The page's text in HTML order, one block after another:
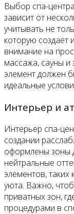
Выбор спа-
зависит от
учитывать не
которую создаёт
внимание на
массажа, сауны
элемент должен
идеальные
Интерьер и
Интерьер спа-
создании
оформлены зоны
нейтральные
элементов,
уюта. Важно,
приватных зон,
процедурами в